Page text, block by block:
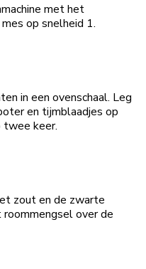
met het
op snelheid 1.
in een ovenschaal. Leg
en tijmblaadjes op
twee keer.
zout en de zwarte
over de